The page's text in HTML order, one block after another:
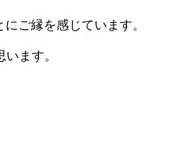
ご縁を感じています。
ます。